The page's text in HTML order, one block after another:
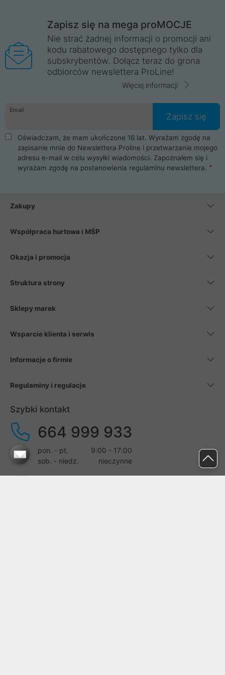
Zapisz się na mega proMOCJE
Nie strać żadnej informacji o promocji ani
kodu rabatowego dostępnego tylko dla
subskrybentów. Dołącz teraz do grona
odbiorców newslettera ProLine!
Więcej informacji
Email
Zapisz się
Oświadczam, że mam ukończone 16 lat. Wyrażam zgodę na
zapisanie mnie do Newslettera Proline i przetwarzanie mojego
adresu e-mail w celu wysyłki wiadomości. Zapoznałem się i
wyrażam zgodę na postanowienia regulaminu newslettera.
Zakupy
Współpraca hurtowa i MŚP
Okazja i promocja
Struktura strony
Sklepy marek
Wsparcie klienta i serwis
Informacje o firmie
Regulaminy i regulacje
Szybki kontakt
664 999 933
pon. - pt.
9:00 - 17:00
sob. - niedz.
nieczynne